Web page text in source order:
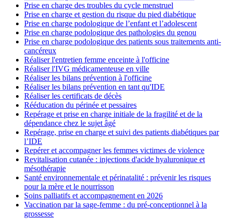
Prise en charge des troubles du cycle menstruel
Prise en charge et gestion du risque du pied diabétique
Prise en charge podologique de l’enfant et l’adolescent
Prise en charge podologique des pathologies du genou
Prise en charge podologique des patients sous traitements anti-
cancéreux
Réaliser l'entretien femme enceinte à l'officine
Réaliser l'IVG médicamenteuse en ville
Réaliser les bilans prévention à l'officine
Réaliser les bilans prévention en tant qu'IDE
Réaliser les certificats de décès
Rééducation du périnée et pessaires
Repérage et prise en charge initiale de la fragilité et de la
dépendance chez le sujet âgé
Repérage, prise en charge et suivi des patients diabétiques par
l’IDE
Repérer et accompagner les femmes victimes de violence
Revitalisation cutanée : injections d'acide hyaluronique et
mésothérapie
Santé environnementale et périnatalité : prévenir les risques
pour la mère et le nourrisson
Soins palliatifs et accompagnement en 2026
Vaccination par la sage-femme : du pré-conceptionnel à la
grossesse